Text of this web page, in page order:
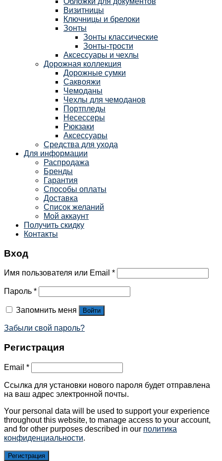
Визитницы
Ключницы и брелоки
Зонты
Зонты классические
Зонты-трости
Аксессуары и чехлы
Дорожная коллекция
Дорожные сумки
Саквояжи
Чемоданы
Чехлы для чемоданов
Портпледы
Несессеры
Рюкзаки
Аксессуары
Средства для ухода
Для информации
Распродажа
Бренды
Гарантия
Способы оплаты
Доставка
Список желаний
Мой аккаунт
Получить скидку
Контакты
Вход
Имя пользователя или Email *
Пароль *
Запомнить меня Войти
Забыли свой пароль?
Регистрация
Email *
Ссылка для установки нового пароля будет отправлена ​​
на ваш адрес электронной почты.
Your personal data will be used to support your experience
throughout this website, to manage access to your account,
and for other purposes described in our политика
конфиденциальности.
Регистрация